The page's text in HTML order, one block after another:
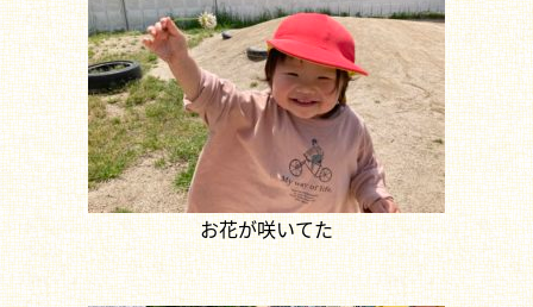
お花が咲いてた